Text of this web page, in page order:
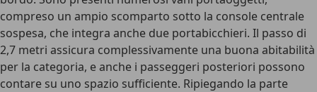
compreso un ampio scomparto sotto la console centrale
sospesa, che integra anche due portabicchieri. Il passo di
2,7 metri assicura complessivamente una buona abitabilità
per la categoria, e anche i passeggeri posteriori possono
contare su uno spazio sufficiente. Ripiegando la parte